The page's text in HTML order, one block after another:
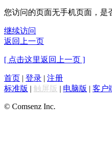
您访问的页面无手机页面，是
继续访问
返回上一页
[ 点击这里返回上一页 ]
首页 | 登录 | 注册
标准版 | 触屏版 | 电脑版 | 客户
© Comsenz Inc.